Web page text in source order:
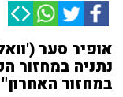
אופיר סער
נתניה במחזור
במחזור האחרון"